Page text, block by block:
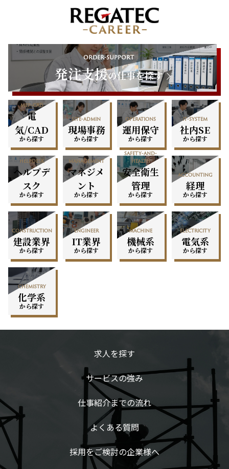
order-support
発注支援の仕事を探す
mep-cad
電
気/CAD
から探す
site-admin
現場事務
から探す
operations
運用保守
から探す
it-system
社内SE
から探す
helpdesk
ヘルプデ
スク
から探す
management
マネジメ
ント
から探す
safety-and-
health
安全衛生
管理
から探す
accounting
経理
から探す
construction
建設業界
から探す
engineer
IT業界
から探す
machine
機械系
から探す
electricity
電気系
から探す
chemistry
化学系
から探す
求人を探す
サービスの強み
仕事紹介までの流れ
よくある質問
採用をご検討の企業様へ